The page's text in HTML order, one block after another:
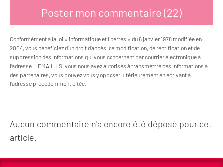
Conformément à la loi « informatique et libertés » du 6 janvier 1978 modifiée en
2004, vous bénéficiez d’un droit d’accès, de modification, de rectification et de
suppression des informations qui vous concernent par courrier électronique à
l’adresse : [EMAIL]. Si vous nous avez autorisés à transmettre ces informations à
des partenaires, vous pouvez vous y opposer ultérieurement en écrivant à
l’adresse précédemment citée.
Aucun commentaire n'a encore été déposé pour cet
article.